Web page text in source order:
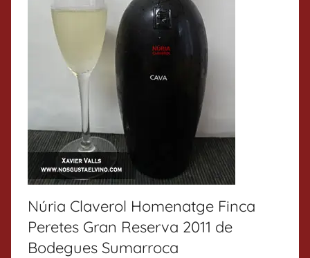
Núria Claverol Homenatge Finca
Peretes Gran Reserva 2011 de
Bodegues Sumarroca